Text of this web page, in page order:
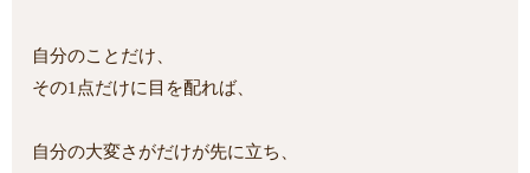
自分のことだけ、
その1点だけに目を配れば、
自分の大変さがだけが先に立ち、